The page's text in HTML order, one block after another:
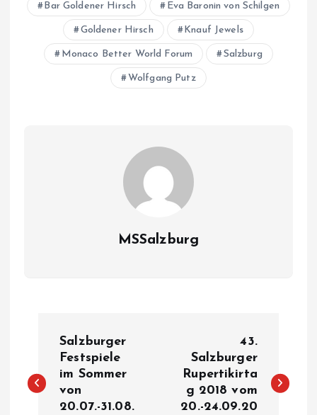
Bar Goldener Hirsch Eva Baronin von Schilgen
Goldener Hirsch Knauf Jewels
Monaco Better World Forum Salzburg
Wolfgang Putz
MSSalzburg
i
Salzburger
Festspiele
im Sommer
von
20.07.-31.08.
43.
Salzburger
Rupertikirta
g 2018 vom
20.-24.09.20